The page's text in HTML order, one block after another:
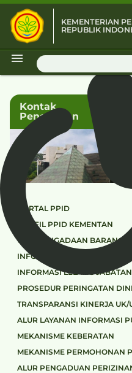
KEMENTERIAN
REPUBLIK
D
Kontak
Pengaduan
PORTAL PPID
PROFIL PPID KEMENTAN
UNIT PENGADAAN BARANG
INFORMASI REKRUTMEN
INFORMASI LELANG JABATAN
PROSEDUR PERINGATAN
TRANSPARANSI KINERJA UK/
ALUR LAYANAN INFORMASI
MEKANISME KEBERATAN
MEKANISME PERMOHONAN
ALUR PENGADUAN